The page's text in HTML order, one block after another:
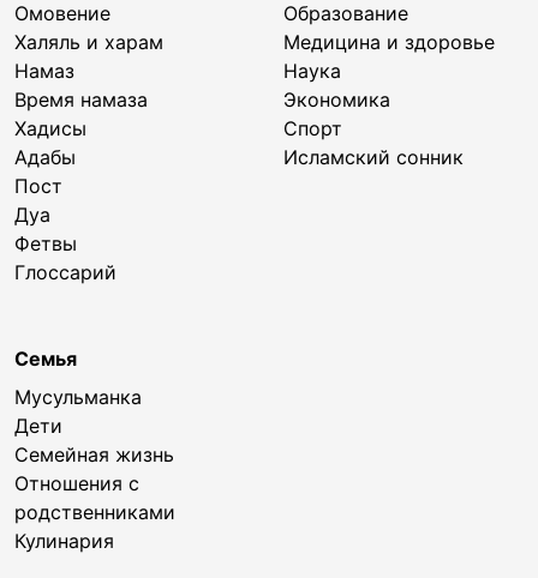
Омовение
Халяль и харам
Намаз
Время намаза
Хадисы
Адабы
Пост
Дуа
Фетвы
Глоссарий
Образование
Медицина и здоровье
Наука
Экономика
Спорт
Исламский сонник
Семья
Мусульманка
Дети
Семейная жизнь
Отношения с
родственниками
Кулинария